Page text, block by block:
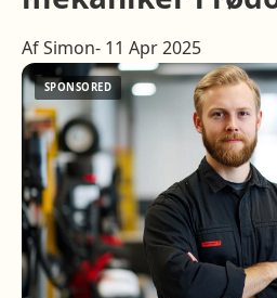
Af Simon- 11 Apr 2025